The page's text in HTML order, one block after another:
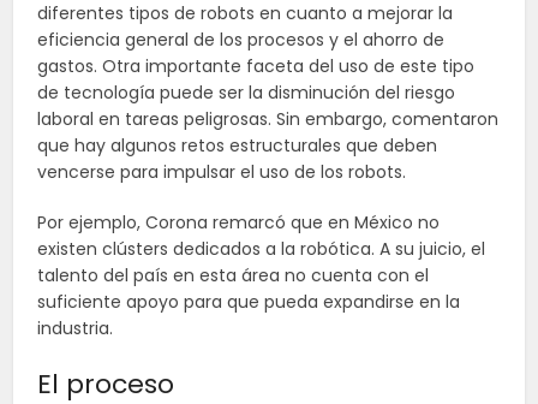
diferentes tipos de robots en cuanto a mejorar la
eficiencia general de los procesos y el ahorro de
gastos. Otra importante faceta del uso de este tipo
de tecnología puede ser la disminución del riesgo
laboral en tareas peligrosas. Sin embargo, comentaron
que hay algunos retos estructurales que deben
vencerse para impulsar el uso de los robots.
Por ejemplo, Corona remarcó que en México no
existen clústers dedicados a la robótica. A su juicio, el
talento del país en esta área no cuenta con el
suficiente apoyo para que pueda expandirse en la
industria.
El proceso